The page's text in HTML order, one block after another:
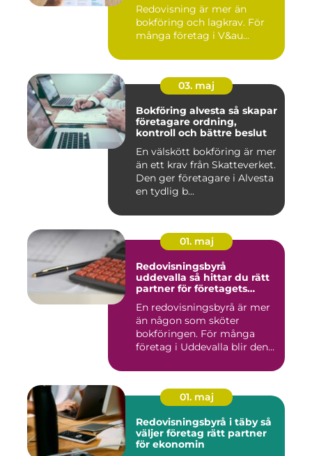
Redovisning är mer än
bokföring och lagkrav. För
många företag i V&au...
03. maj
Bokföring alvesta så skapar
företagare ordning,
kontroll och bättre beslut
En välskött bokföring är mer
än ett krav från Skatteverket.
Den ger företagare i Alvesta
en tydlig b...
01. maj
Redovisningsbyrå
uddevalla så hittar du rätt
partner för företagets
En redovisningsbyrå är mer
än någon som sköter
bokföringen. För många
företag i Uddevalla blir den
01. maj
Redovisningsbyrå i täby så
väljer företag rätt partner
för ekonomin